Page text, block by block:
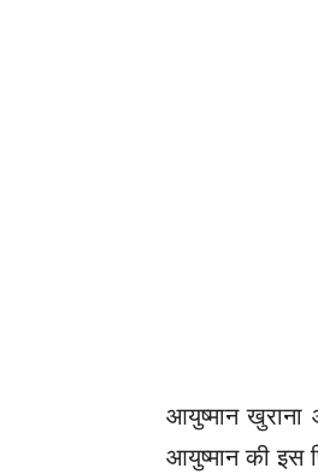
आयुष्मान खुराना
आयुष्मान की इस